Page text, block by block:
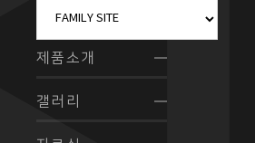
제품소개
갤러리